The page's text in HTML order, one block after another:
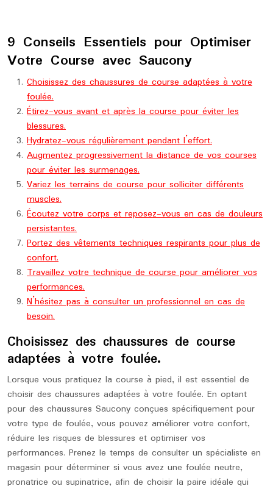
9 Conseils Essentiels pour Optimiser
Votre Course avec Saucony
Choisissez des chaussures de course adaptées à votre
foulée.
Étirez-vous avant et après la course pour éviter les
blessures.
Hydratez-vous régulièrement pendant l’effort.
Augmentez progressivement la distance de vos courses
pour éviter les surmenages.
Variez les terrains de course pour solliciter différents
muscles.
Écoutez votre corps et reposez-vous en cas de douleurs
persistantes.
Portez des vêtements techniques respirants pour plus de
confort.
Travaillez votre technique de course pour améliorer vos
performances.
N’hésitez pas à consulter un professionnel en cas de
besoin.
Choisissez des chaussures de course
adaptées à votre foulée.
Lorsque vous pratiquez la course à pied, il est essentiel de
choisir des chaussures adaptées à votre foulée. En optant
pour des chaussures Saucony conçues spécifiquement pour
votre type de foulée, vous pouvez améliorer votre confort,
réduire les risques de blessures et optimiser vos
performances. Prenez le temps de consulter un spécialiste en
magasin pour déterminer si vous avez une foulée neutre,
pronatrice ou supinatrice, afin de choisir la paire idéale qui